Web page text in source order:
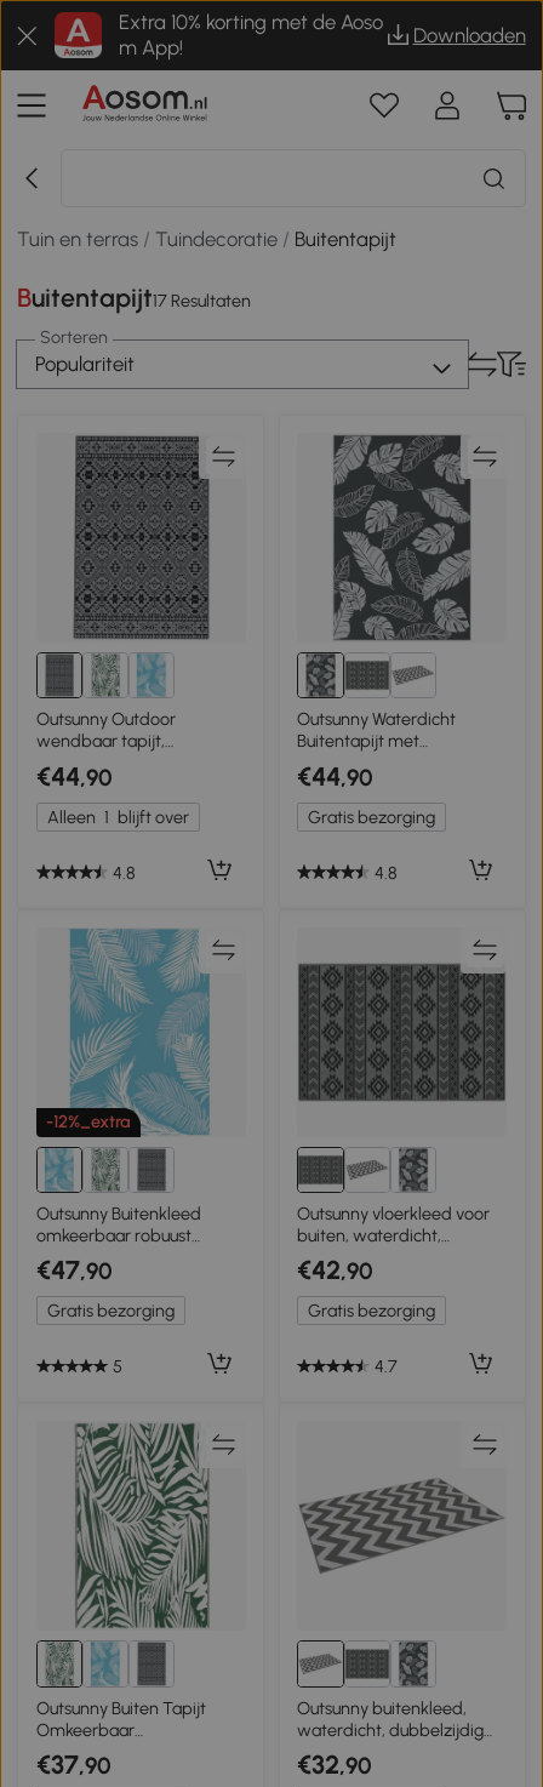
Extra 10% korting met de Aoso
m App!
Downloaden
Tuin en terras / Tuindecoratie / Buitentapijt
Buitentapijt17 Resultaten
Sorteren
Populariteit
Outsunny Outdoor
wendbaar tapijt,
waterbestendig,
geometrisch, 182x274cm,
Zwart/Grijs
€44,90
Alleen 1 blijft over
4.8
Outsunny Waterdicht
Buitentapijt met
Bladerpatroon -
182x274cm - Grijs/Wit
€44,90
Gratis bezorging
4.8
-12%_extra
Outsunny Buitenkleed
omkeerbaar robuust
weerbestendig met
draagtas en
grondverankering 274 x 182
cm Lichtblauw+Wit
€47,90
Gratis bezorging
5
Outsunny vloerkleed voor
buiten, waterdicht,
dubbelzijdig ontwerp,
hoogwaardige
kunststofvezel, zwart+grijs,
182 x 274 cm
€42,90
Gratis bezorging
4.7
Outsunny Buiten Tapijt
Omkeerbaar
Weerbestendig Buitenkleed
met Bladerenmotief, 152 x
€37,90
Outsunny buitenkleed,
waterdicht, dubbelzijdig
design, hoogwaardige
kunststofvezel,
€32,90